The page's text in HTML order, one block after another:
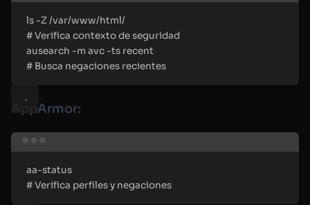
ls -Z /var/www/html/
# Verifica contexto de seguridad
ausearch -m avc -ts recent
# Busca negaciones recientes
AppArmor:
aa-status
# Verifica perfiles y negaciones